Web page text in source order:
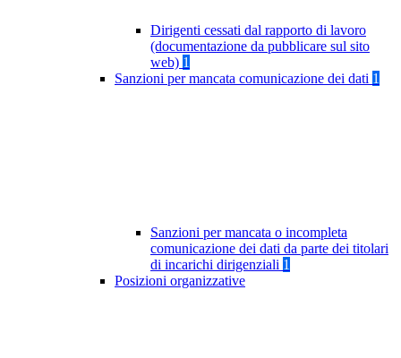
Dirigenti cessati dal rapporto di lavoro
(documentazione da pubblicare sul sito
web) 1
Sanzioni per mancata comunicazione dei dati 1
Sanzioni per mancata o incompleta
comunicazione dei dati da parte dei titolari
di incarichi dirigenziali 1
Posizioni organizzative